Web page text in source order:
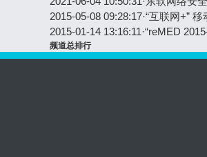
2015-05-08 09:28:17·“互联网+”
2015-01-14 13:16:11·“reMED
频道总排行